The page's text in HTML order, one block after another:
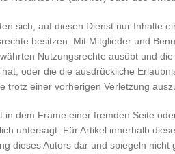
sich, auf diesen Dienst nur Inhalte
besitzen. Mit Mitglieder und
Nutzungsrechte ausübt und
oder die die ausdrückliche
trotz einer vorherigen Verletzung
in dem Frame einer fremden Seite
untersagt. Für Artikel innerhalb
dieses Autors dar und spiegeln nicht